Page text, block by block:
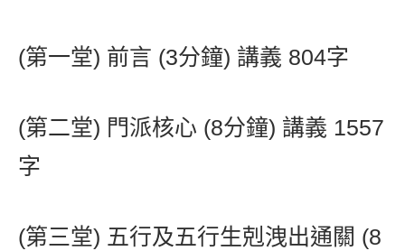
(第一堂) 前言 (3分鐘) 講義 804字
(第二堂) 門派核心 (8分鐘) 講義 1557
字
(第三堂) 五行及五行生剋洩出通關 (8